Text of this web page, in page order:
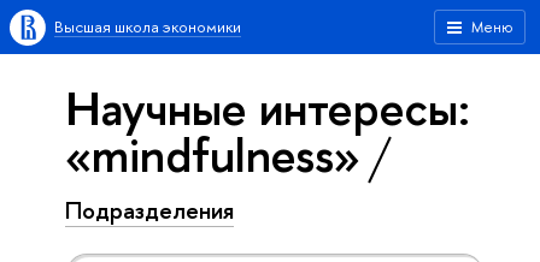
Меню
Высшая школа экономики
Научные интересы:
«mindfulness»
Подразделения